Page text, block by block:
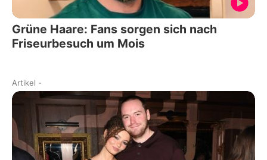
Grüne Haare: Fans sorgen sich nach
Friseurbesuch um Mois
Artikel -